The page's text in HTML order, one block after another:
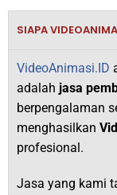
SIAPA
VideoAnimasi.ID
adalah jasa
berpengalaman
menghasilkan V
profesional.
Jasa yang kami